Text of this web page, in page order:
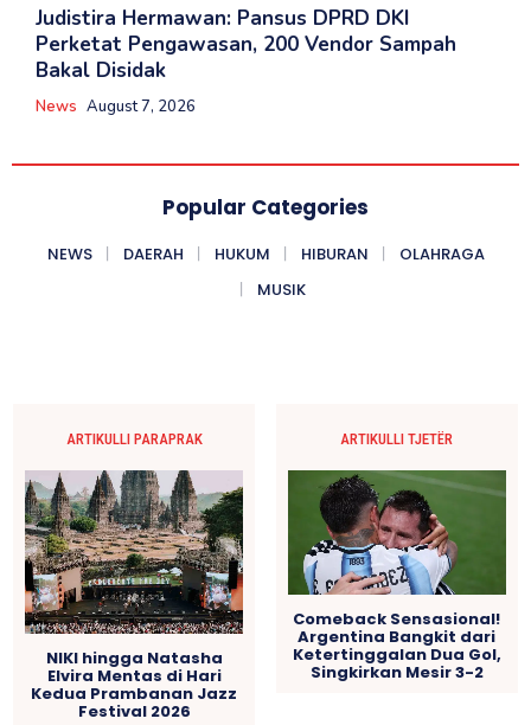
‎Judistira Hermawan: Pansus DPRD DKI
Perketat Pengawasan, 200 Vendor Sampah
Bakal Disidak
News August 7, 2026
Popular Categories
NEWS DAERAH HUKUM HIBURAN
OLAHRAGA
MUSIK
ARTIKULLI PARAPRAK
NIKI hingga Natasha
Elvira Mentas di Hari
Kedua Prambanan Jazz
Festival 2026
ARTIKULLI TJETËR
Comeback Sensasional!
Argentina Bangkit dari
Ketertinggalan Dua Gol,
Singkirkan Mesir 3-2